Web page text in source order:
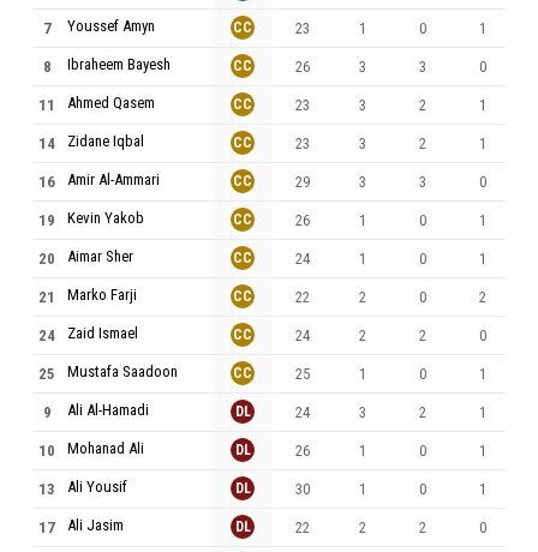
7 Youssef Amyn
8 Ibraheem Bayesh
11 Ahmed Qasem
14 Zidane Iqbal
16 Amir Al-Ammari
19 Kevin Yakob
20 Aimar Sher
21 Marko Farji
24 Zaid Ismael
25 Mustafa Saadoon
9 Ali Al-Hamadi
10 Mohanad Ali
13 Ali Yousif
17 Ali Jasim
CC 23 1 0 1
CC 26 3 3 0
CC 23 3 2 1
CC 23 3 2 1
CC 29 3 3 0
CC 26 1 0 1
CC 24 1 0 1
CC 22 2 0 2
CC 24 2 2 0
CC 25 1 0 1
DL 24 3 2 1
DL 26 1 0 1
DL 30 1 0 1
DL 22 2 2 0